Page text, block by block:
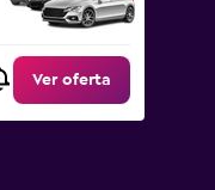
Ver oferta